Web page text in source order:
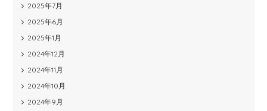
2025年7月
2025年6月
2025年1月
2024年12月
2024年11月
2024年10月
2024年9月